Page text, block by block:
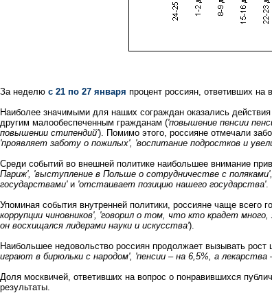
За неделю с 21 по 27 января процент россиян, ответивших на
Наиболее значимыми для наших сограждан оказались
другим малообеспеченным гражданам ('повышение пенсии
повышении стипендий'). Помимо этого, россияне отмечали
'проявляет заботу о пожилых', 'воспитание подростков и
Среди событий во внешней политике наибольшее внимание
Париж', 'выступление в Польше о сотрудничестве с
государствами' и 'отстаивает позицию нашего государства'.
Упоминая события внутренней политики, россияне чаще
коррупции чиновников', 'говорил о том, что кто крадет
он восхищался лидерами науки и искусства').
Наибольшее недовольство россиян продолжает вызывать
играют в бирюльки с народом', 'пенсии – на 6,5%, а
Доля москвичей, ответивших на вопрос о понравившихся
результаты.